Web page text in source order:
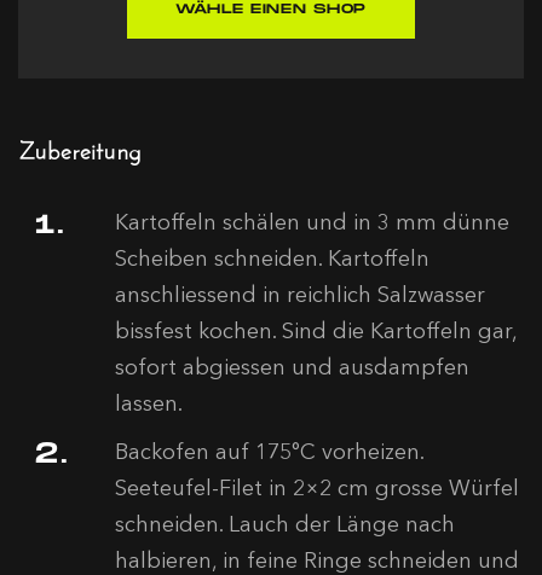
WÄHLE EINEN SHOP
Zubereitung
Kartoffeln schälen und in 3 mm dünne
Scheiben schneiden. Kartoffeln
anschliessend in reichlich Salzwasser
bissfest kochen. Sind die Kartoffeln gar,
sofort abgiessen und ausdampfen
lassen.
Backofen auf 175°C vorheizen.
Seeteufel-Filet in 2×2 cm grosse Würfel
schneiden. Lauch der Länge nach
halbieren, in feine Ringe schneiden und